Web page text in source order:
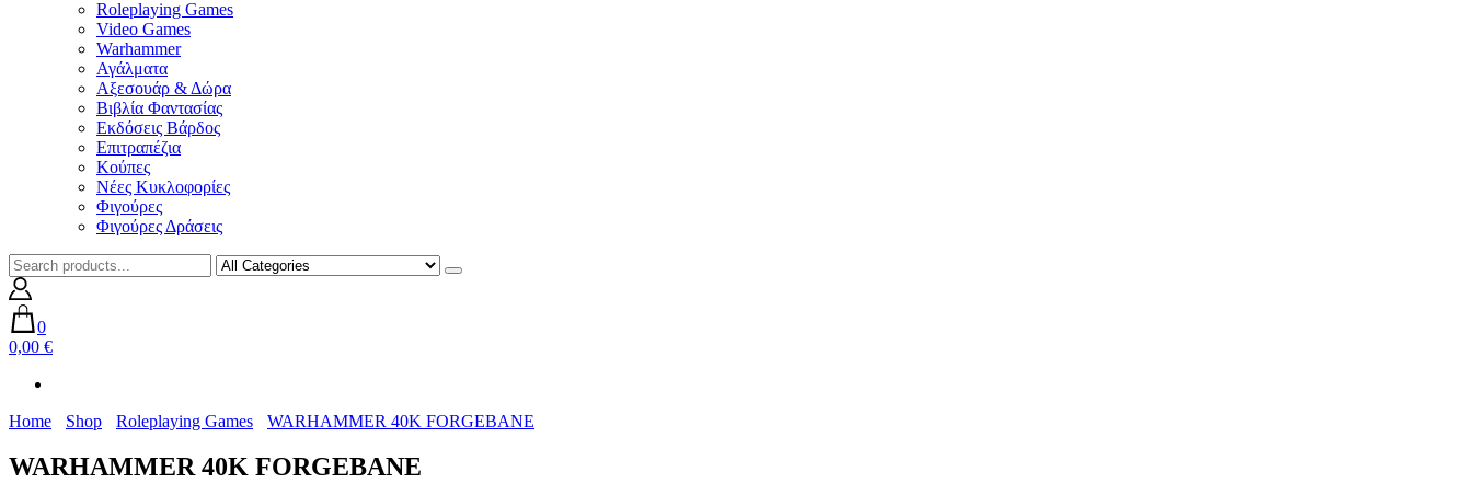
Roleplaying Games
Video Games
Warhammer
Αγάλματα
Αξεσουάρ & Δώρα
Βιβλία Φαντασίας
Εκδόσεις Βάρδος
Επιτραπέζια
Κούπες
Νέες Κυκλοφορίες
Φιγούρες
Φιγούρες Δράσεις
0
0,00 €
Home Shop Roleplaying Games WARHAMMER 40K FORGEBANE
WARHAMMER 40K FORGEBANE